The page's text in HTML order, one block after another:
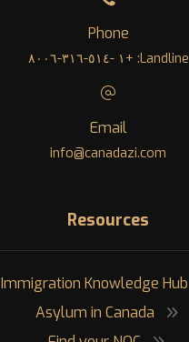
Phone
Landline: +١ -٥١٤-٣١٦-٨٠٠٦
Email
info@canadazi.com
Resources
Immigration Knowledge Hub
Asylum in Canada